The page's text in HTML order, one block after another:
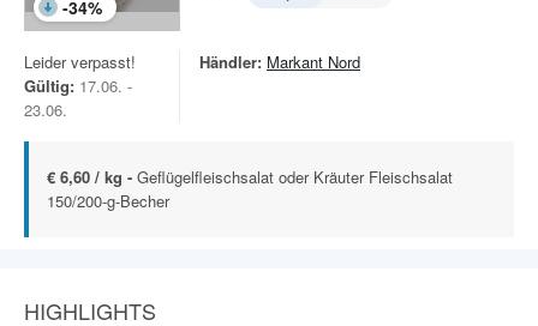
-34%
Leider verpasst!
Gültig: 17.06. -
23.06.
Händler: Markant Nord
€ 6,60 / kg - Geflügelfleischsalat oder Kräuter Fleischsalat
150/200-g-Becher
HIGHLIGHTS